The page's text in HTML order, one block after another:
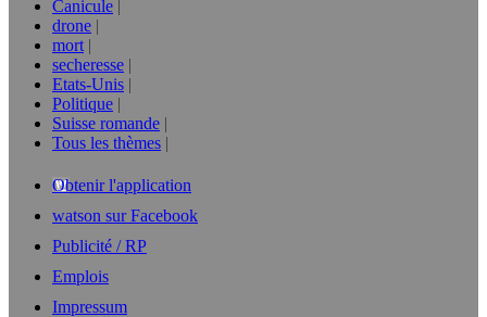
Canicule
drone
mort
secheresse
Etats-Unis
Politique
Suisse romande
Tous les thèmes
Obtenir l'application
watson sur Facebook
Publicité / RP
Emplois
Impressum